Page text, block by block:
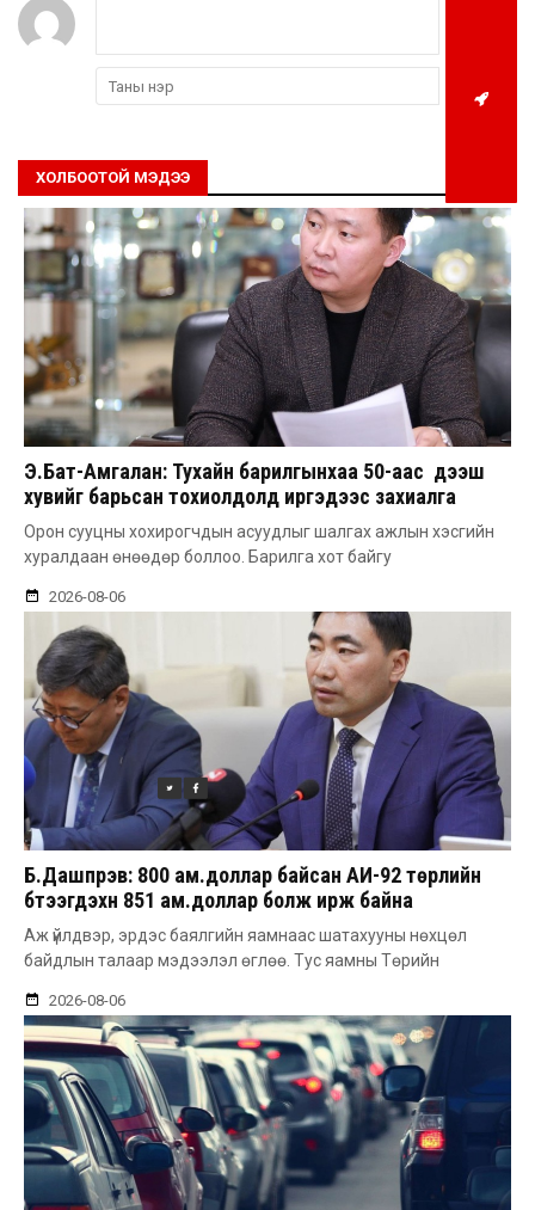
ХОЛБООТОЙ МЭДЭЭ
Э.Бат-Амгалан: Тухайн барилгынхаа 50-аас дээш
хувийг барьсан тохиолдолд иргэдээс захиалга
авдаг болгоно
Орон сууцны хохирогчдын асуудлыг шалгах ажлын хэсгийн
хуралдаан өнөөдөр боллоо. Барилга хот байгу
2026-08-06
Б.Дашпүрэв: 800 ам.доллар байсан АИ-92 төрлийн
бүтээгдэхүүн 851 ам.доллар болж ирж байна
Аж үйлдвэр, эрдэс баялгийн яамнаас шатахууны нөхцөл
байдлын талаар мэдээлэл өглөө. Тус яамны Төрийн
2026-08-06